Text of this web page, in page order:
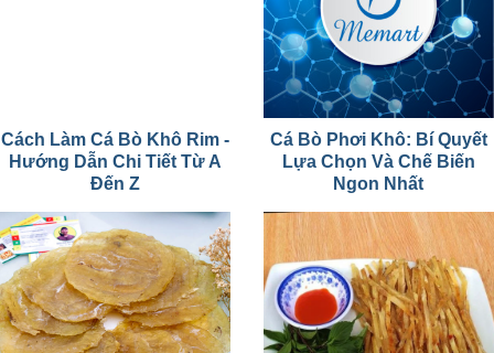
Cách Làm Cá Bò Khô Rim -
Hướng Dẫn Chi Tiết Từ A
Đến Z
Cá Bò Phơi Khô: Bí Quyết
Lựa Chọn Và Chế Biến
Ngon Nhất